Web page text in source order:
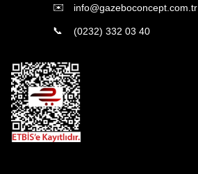
✉️ info@gazeboconcept.com.tr
📞 (0232) 332 03 40